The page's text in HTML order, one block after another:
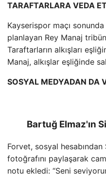
TARAFTARLARA VEDA
Kayserispor maçı sonunda
planlayan Rey Manaj
Taraftarların alkışları
Manaj, alkışlar eşliğinde
SOSYAL MEDYADAN DA
Bartuğ Elmaz'ın
Forvet, sosyal
fotoğrafını paylaşarak
notu ekledi: “Seni